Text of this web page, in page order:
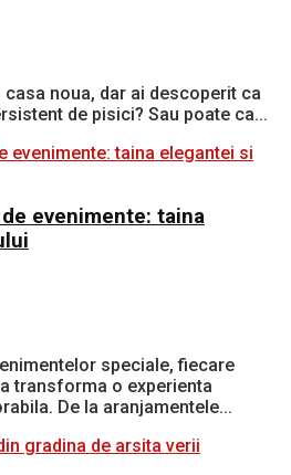
noua, dar ai descoperit ca
de pisici? Sau poate ca...
evenimente: taina
speciale, fiecare
transforma o experienta
De la aranjamentele...